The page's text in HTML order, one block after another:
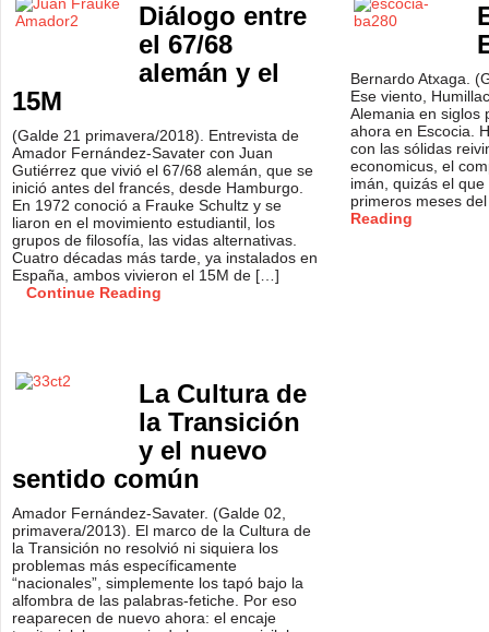
Diálogo entre
el 67/68
alemán y el
15M
(Galde 21 primavera/2018). Entrevista de
Amador Fernández-Savater con Juan
Gutiérrez que vivió el 67/68 alemán, que se
inició antes del francés, desde Hamburgo.
En 1972 conoció a Frauke Schultz y se
liaron en el movimiento estudiantil, los
grupos de filosofía, las vidas alternativas.
Cuatro décadas más tarde, ya instalados en
España, ambos vivieron el 15M de […]
Continue Reading
Bernardo Atxaga.
Ese viento,
Alemania en si­glos
ahora en Escocia.
con las sólidas
economicus, el
imán, quizás el
primeros meses
Reading
La Cultura de
la Transición
y el nuevo
sentido común
Amador Fernández-Savater. (Galde 02,
primavera/2013). El marco de la Cultura de
la Transición no resolvió ni siquiera los
problemas más específicamente
“nacionales”, simplemente los tapó bajo la
alfombra de las palabras-fetiche. Por eso
reaparecen de nuevo ahora: el encaje